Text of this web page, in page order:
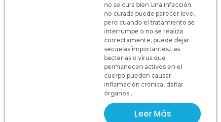
no se cura bien Una infección
no curada puede parecer leve,
pero cuando el tratamiento se
interrumpe o no se realiza
correctamente, puede dejar
secuelas importantes.Las
bacterias o virus que
permanecen activos en el
cuerpo pueden causar
inflamación crónica, dañar
órganos...
Leer Más